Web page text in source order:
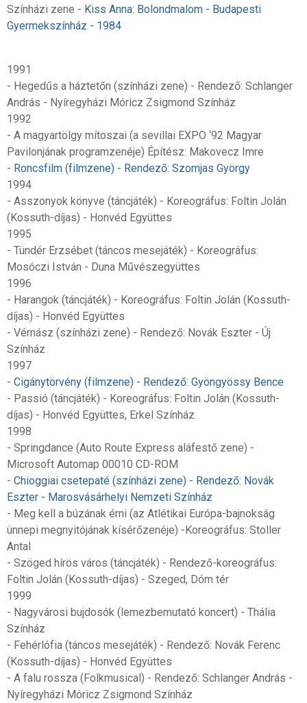
Színházi zene - Kiss Anna: Bolondmalom - Budapesti
Gyermekszínház - 1984
1991
- Hegedűs a háztetőn (színházi zene) - Rendező: Schlanger
András - Nyíregyházi Móricz Zsigmond Színház
1992
- A magyartölgy mítoszai (a sevillai EXPO ‘92 Magyar
Pavilonjának programzenéje) Építész: Makovecz Imre
- Roncsfilm (filmzene) - Rendező: Szomjas György
1994
- Asszonyok könyve (táncjáték) - Koreográfus: Foltin Jolán
(Kossuth-díjas) - Honvéd Együttes
1995
- Tündér Erzsébet (táncos mesejáték) - Koreográfus:
Mosóczi István - Duna Művészegyüttes
1996
- Harangok (táncjáték) - Koreográfus: Foltin Jolán (Kossuth-
díjas) - Honvéd Együttes
- Vérnász (színházi zene) - Rendező: Novák Eszter - Új
Színház
1997
- Cigánytörvény (filmzene) - Rendező: Gyöngyössy Bence
- Passió (táncjáték) - Koreográfus: Foltin Jolán (Kossuth-
díjas) - Honvéd Együttes, Erkel Színház
1998
- Springdance (Auto Route Express aláfestő zene) -
Microsoft Automap 00010 CD-ROM
- Chioggiai csetepaté (színházi zene) - Rendező: Novák
Eszter - Marosvásárhelyi Nemzeti Színház
- Meg kell a búzának érni (az Atlétikai Európa-bajnokság
ünnepi megnyitójának kísérőzenéje) -Koreográfus: Stoller
Antal
- Szöged hírös város (táncjáték) - Rendező-koreográfus:
Foltin Jolán (Kossuth-díjas) - Szeged, Dóm tér
1999
- Nagyvárosi bujdosók (lemezbemutató koncert) - Thália
Színház
- Fehérlófia (táncos mesejáték) - Rendező: Novák Ferenc
(Kossuth-díjas) - Honvéd Együttes
- A falu rossza (Folkmusical) - Rendező: Schlanger András -
Nyíregyházi Móricz Zsigmond Színház